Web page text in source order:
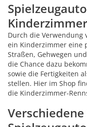
Durch die Verwendung
ein Kinderzimmer eine
Straßen, Gehwegen
die Chance dazu
sowie die Fertigkeiten
stellen. Hier im Shop
die Kinderzimmer-